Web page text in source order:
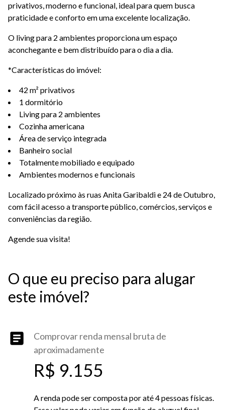
privativos, moderno e funcional, ideal para quem busca
praticidade e conforto em uma excelente localização.
O living para 2 ambientes proporciona um espaço
aconchegante e bem distribuído para o dia a dia.
*Características do imóvel:
42 m² privativos
1 dormitório
Living para 2 ambientes
Cozinha americana
Área de serviço integrada
Banheiro social
Totalmente mobiliado e equipado
Ambientes modernos e funcionais
Localizado próximo às ruas Anita Garibaldi e 24 de Outubro,
com fácil acesso a transporte público, comércios, serviços e
conveniências da região.
Agende sua visita!
O que eu preciso para alugar
este imóvel?
Comprovar renda mensal bruta de
aproximadamente
R$ 9.155
A renda pode ser composta por até 4 pessoas físicas.